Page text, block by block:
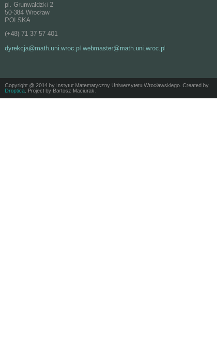
pl. Grunwaldzki 2
50-384 Wrocław
POLSKA
(+48) 71 37 57 401
dyrekcja@math.uni.wroc.pl webmaster@math.uni.wroc.pl
Copyright @ 2014 by Instytut Matematyczny Uniwersytetu Wrocławskiego. Created by
Droptica . Project by Bartosz Maciurak.